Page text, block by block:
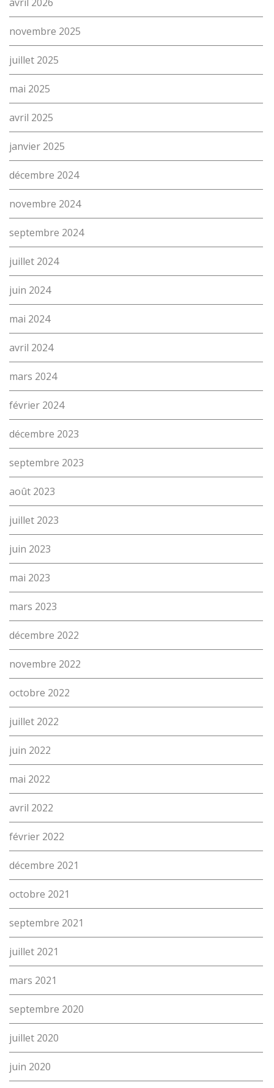
Contact
Emploi
proFonds
Portes ouvertes 2026
Tests d’aptitudes
Accès et plan de l’école
Liens utiles
(Par exemple: un métier ou une formation)
novembre 2025
juillet 2025
mai 2025
avril 2025
janvier 2025
décembre 2024
novembre 2024
septembre 2024
juillet 2024
juin 2024
mai 2024
avril 2024
mars 2024
février 2024
décembre 2023
septembre 2023
août 2023
juillet 2023
juin 2023
mai 2023
mars 2023
décembre 2022
novembre 2022
octobre 2022
juillet 2022
juin 2022
mai 2022
avril 2022
février 2022
décembre 2021
octobre 2021
septembre 2021
juillet 2021
mars 2021
septembre 2020
juillet 2020
juin 2020